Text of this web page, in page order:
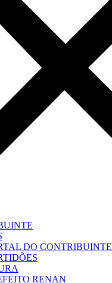
DO CONTRIBUINTE
RENAN